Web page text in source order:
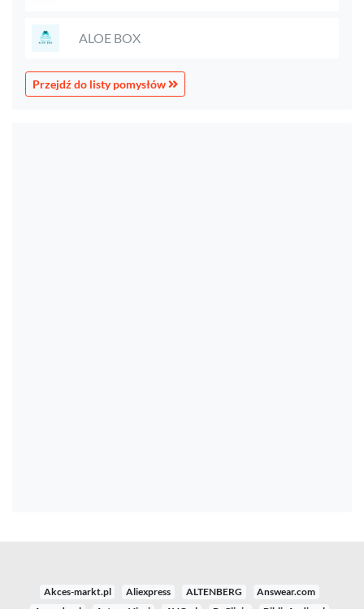
ALOE BOX
Przejdź do listy pomysłów
Akces-markt.pl Aliexpress ALTENBERG
Answear.com